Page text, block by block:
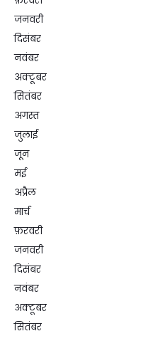
जनवरी
दिसंबर
नवंबर
अक्टूबर
सितंबर
अगस्त
जुलाई
जून
मई
अप्रैल
मार्च
फ़रवरी
जनवरी
दिसंबर
नवंबर
अक्टूबर
सितंबर